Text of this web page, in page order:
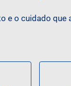
e o cuidado que